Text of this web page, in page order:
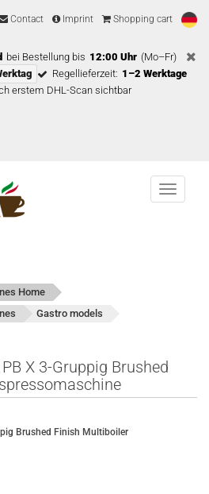
Contact Imprint Shopping cart
bei Bestellung bis 12:00 Uhr (Mo–Fr)
Regellieferzeit: 1–2 Werktage
erstem DHL-Scan sichtbar
Menu
Home
Gastro models
X 3-Gruppig Brushed
Brushed Finish Multiboiler